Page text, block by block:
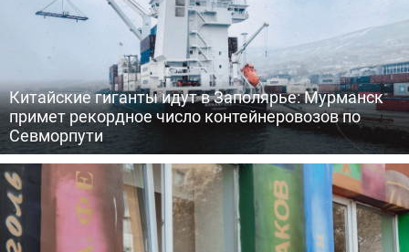
Китайские гиганты идут в Заполярье: Мурманск
примет рекордное число контейнеровозов по
Севморпути